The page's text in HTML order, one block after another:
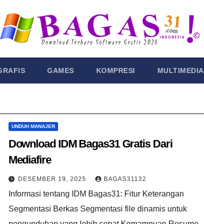
GAMES KOMPRESI MULTIMEDIA
UNDUH MANAJER
Download IDM Bagas31​ Gratis Dari
Mediafire
DESEMBER 19, 2025 BAGAS31132
Informasi tentang IDM Bagas31: Fitur Keterangan
Segmentasi Berkas Segmentasi file dinamis untuk